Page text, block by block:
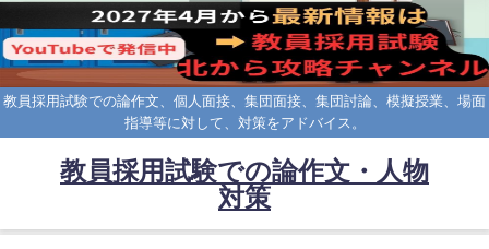
教員採用試験での論作文、個人面接、集団面接、集団討論、模擬授業、場面
指導等に対して、対策をアドバイス。
教員採用試験での論作文・人物
対策